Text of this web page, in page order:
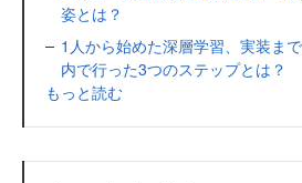
姿とは？
1人から始めた深層学習、実装ま
内で行った3つのステップとは？
もっと読む